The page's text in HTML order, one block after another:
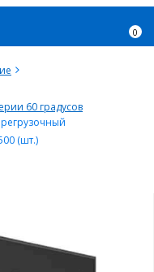
0
60 градусов
(шт.)